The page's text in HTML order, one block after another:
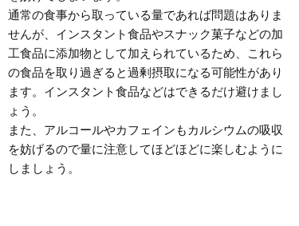
通常の食事から取っている量であれば問題はありま
せんが、インスタント食品やスナック菓子などの加
工食品に添加物として加えられているため、これら
の食品を取り過ぎると過剰摂取になる可能性があり
ます。インスタント食品などはできるだけ避けまし
ょう。
また、アルコールやカフェインもカルシウムの吸収
を妨げるので量に注意してほどほどに楽しむように
しましょう。